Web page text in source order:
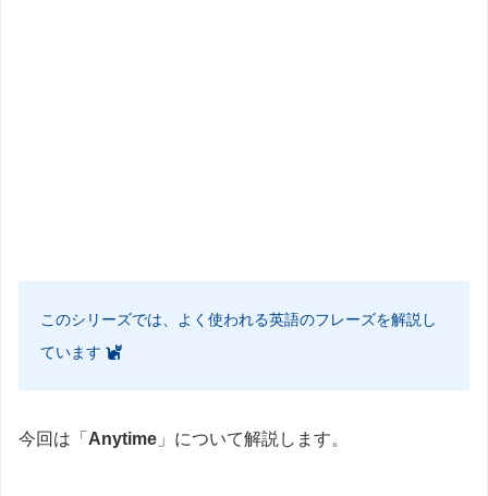
このシリーズでは、よく使われる英語のフレーズを解説し
ています
今回は「 Anytime 」について解説します。